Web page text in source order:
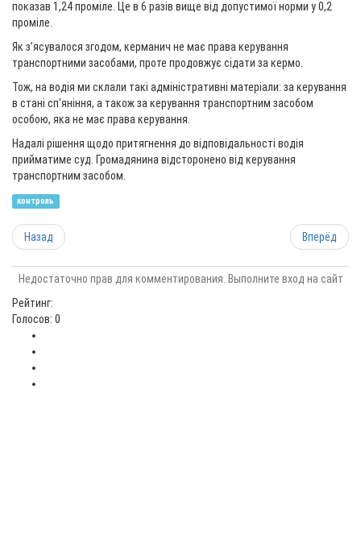
показав 1,24 проміле. Це в 6 разів вище від допустимої норми у 0,2
проміле.
Як зʼясувалося згодом, керманич не має права керування
транспортними засобами, проте продовжує сідати за кермо.
Тож, на водія ми склали такі адміністративні матеріали: за керування
в стані сп'яніння, а також за керування транспортним засобом
особою, яка не має права керування.
Надалі рішення щодо притягнення до відповідальності водія
прийматиме суд. Громадянина відсторонено від керування
транспортним засобом.
контроль
Назад Вперёд
Недостаточно прав для комментирования. Выполните вход на сайт
Рейтинг:
Голосов: 0